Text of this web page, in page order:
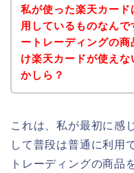
私が使った楽天カード
用しているものなん
ートレーディングの
け楽天カードが使え
かしら？
これは、私が最初に感
して普段は普通に利用
トレーディングの商品